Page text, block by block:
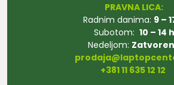
PRAVNA LICA:
Radnim danima: 9 –
Subotom: 10 – 14 h
Nedeljom:
+381 11 635 12 12